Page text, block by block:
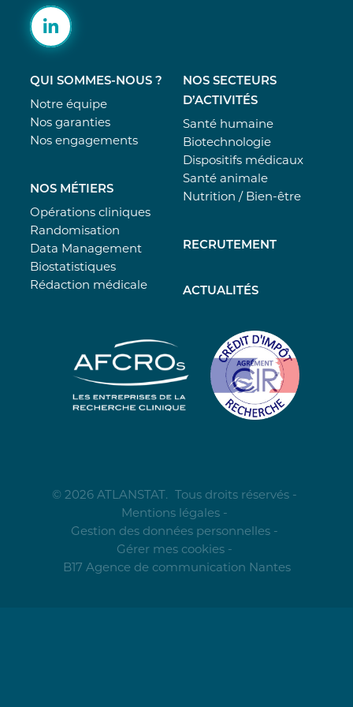
Vous disposez également du droit de formuler
une réclamation auprès de la CNIL.
conditions générales.
Ce site est protégé par reCAPTCHA et la
politique de confidentialité de Google et les
https://policies.google.com/terms?hl=fr
https://policies.google.com/privacy?hl=fr
QUI SOMMES-NOUS ?
Notre équipe
Nos garanties
Nos engagements
NOS MÉTIERS
Opérations cliniques
Randomisation
Data Management
Biostatistiques
Rédaction médicale
NOS SECTEURS
D’ACTIVITÉS
Santé humaine
Biotechnologie
Dispositifs médicaux
Santé animale
Nutrition / Bien-être
RECRUTEMENT
ACTUALITÉS
© 2026 ATLANSTAT. Tous droits réservés -
Mentions légales -
Gestion des données personnelles -
Gérer mes cookies -
B17 Agence de communication Nantes